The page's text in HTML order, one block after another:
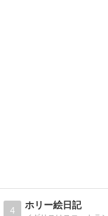
4
ホリー絵日記